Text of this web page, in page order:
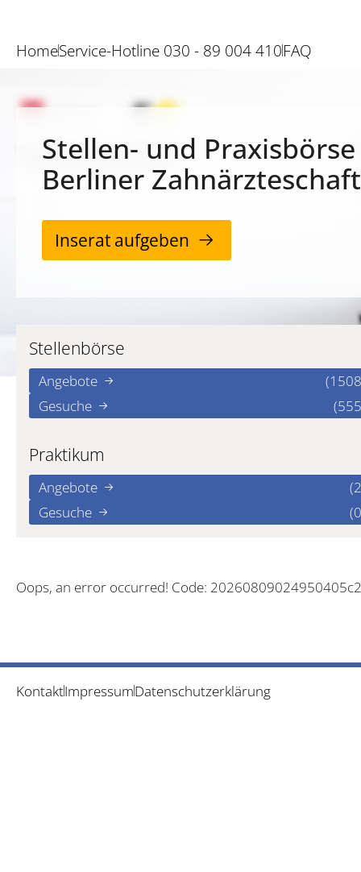
HomeService-Hotline 030 - 89 004 410FAQ
Stellen- und
Berliner Zahnärzteschaft
Inserat aufgeben
Stellenbörse
Angebote
Gesuche
Praktikum
Angebote
Gesuche
Oops, an error occurred! Code:
KontaktImpressumDatenschutzerklärung